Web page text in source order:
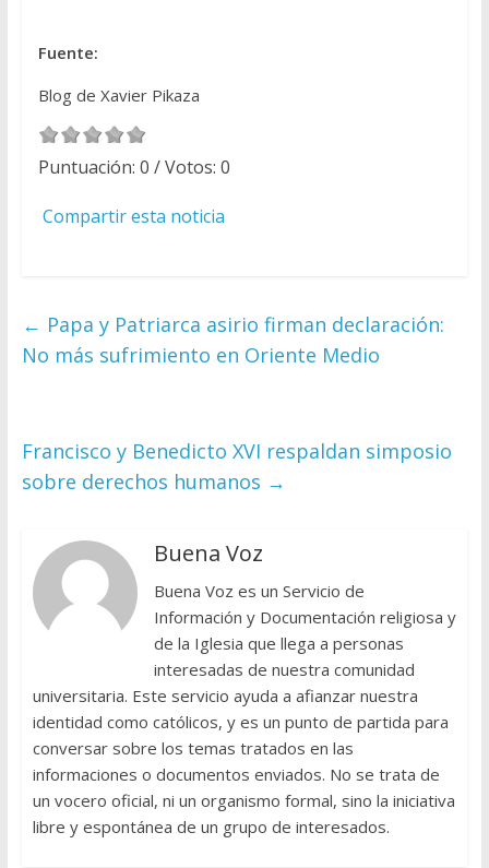
Fuente:
Blog de Xavier Pikaza
Puntuación: 0 / Votos: 0
Compartir esta noticia
← Papa y Patriarca asirio firman declaración:
No más sufrimiento en Oriente Medio
Francisco y Benedicto XVI respaldan simposio
sobre derechos humanos →
Buena Voz
Buena Voz es un Servicio de
Información y Documentación religiosa y
de la Iglesia que llega a personas
interesadas de nuestra comunidad
universitaria. Este servicio ayuda a afianzar nuestra
identidad como católicos, y es un punto de partida para
conversar sobre los temas tratados en las
informaciones o documentos enviados. No se trata de
un vocero oficial, ni un organismo formal, sino la iniciativa
libre y espontánea de un grupo de interesados.